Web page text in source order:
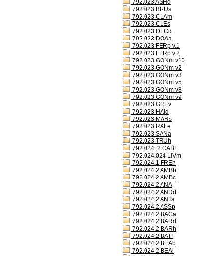
792.023 ASHd
792.023 BRUs
792.023 CLAm
792.023 CLEs
792.023 DECd
792.023 DOAa
792.023 FERp v.1
792.023 FERp v.2
792.023 GONm v10
792.023 GONm v2
792.023 GONm v3
792.023 GONm v5
792.023 GONm v8
792.023 GONm v9
792.023 GREv
792.023 HAId
792.023 MARs
792.023 RALe
792.023 SANa
792.023 TRUh
792.024..2 CABf
792.024.024 LIVm
792.024.1 FREh
792.024.2 AMBb
792.024.2 AMBc
792.024.2 ANA
792.024.2 ANDd
792.024.2 ANTa
792.024.2 ASSp
792.024.2 BACa
792.024.2 BARd
792.024.2 BARh
792.024.2 BATf
792.024.2 BEAb
792.024.2 BEAl